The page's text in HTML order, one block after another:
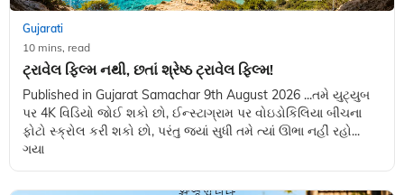
Gujarati
10 mins, read
ટ્રાવેલ ફિલ્મ નથી, છતાં શ્રેષ્ઠ ટ્રાવેલ ફિલ્મ!
Published in Gujarat Samachar 9th August 2026 ...તમે યુટ્યુબ
પર 4K વિડિયો જોઈ શકો છો, ઈન્સ્ટાગ્રામ પર વોઇડોકિલિયા બીચના
ફોટો સ્ક્રોલ કરી શકો છો, પરંતુ જ્યાં સુધી તમે ત્યાં ઊભા નહીં રહો...
ગયા